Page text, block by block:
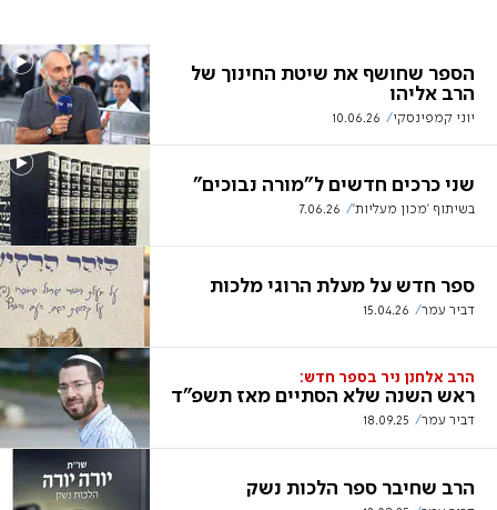
הספר שחושף את שיטת החינוך של
הרב אליהו
יוני קמפינסקי 10.06.26
שני כרכים חדשים ל"מורה נבוכים"
בשיתוף 'מכון מעליות' 7.06.26
ספר חדש על מעלת הרוגי מלכות
דביר עמר 15.04.26
הרב אלחנן ניר בספר חדש:
ראש השנה שלא הסתיים מאז תשפ"ד
דביר עמר 18.09.25
הרב שחיבר ספר הלכות נשק